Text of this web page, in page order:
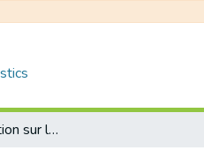
Impact de la formation sur le développement des compétences de la force de vente Etude de cas : société nationale d’assurance « SAA»